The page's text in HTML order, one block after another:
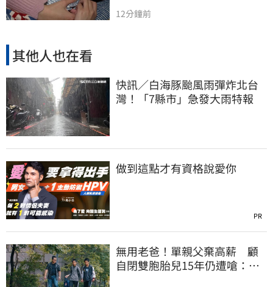
12分鐘前
其他人也在看
快訊／白海豚颱風雨彈炸北台
灣！「7縣市」急發大雨特報
做到這點才有資格說愛你
PR
無用老爸！單親父棄高薪 顧
自閉雙胞胎兒15年仍遭嗆：怎